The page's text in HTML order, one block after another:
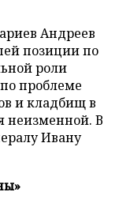
Андреев
позиции по
роли
проблеме
и кладбищ в
неизменной. В
Ивану